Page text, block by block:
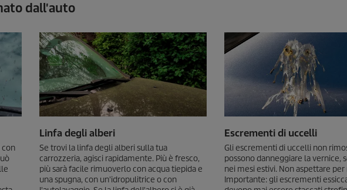
dall'auto
con
Linfa degli alberi
Se trovi la linfa degli alberi sulla tua
carrozzeria, agisci rapidamente. Più è fresco,
più sarà facile rimuoverlo con acqua tiepida e
una spugna, con un'idropulitrice o con
Escrementi di uccelli
Gli escrementi di uccelli non
possono danneggiare la vernice,
nei mesi estivi. Non aspettare
Importante: gli escrementi